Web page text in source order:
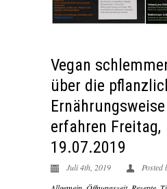
Vegan
über die
Ernährungsweise
erfahren Freitag,
19.07.2019
Juli 4th, 2019 Posted